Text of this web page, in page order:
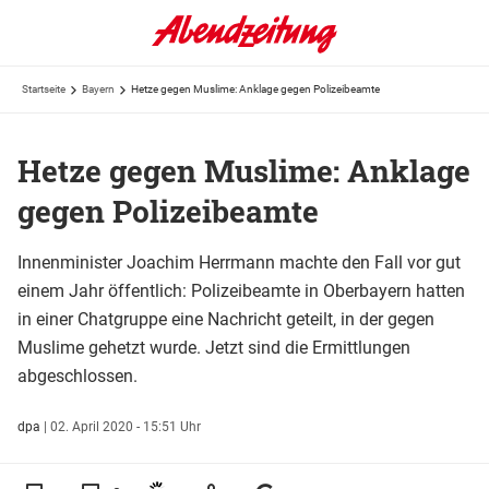
Startseite Bayern Hetze gegen Muslime: Anklage gegen Polizeibeamte
Hetze gegen Muslime: Anklage
gegen Polizeibeamte
Innenminister Joachim Herrmann machte den Fall vor gut
einem Jahr öffentlich: Polizeibeamte in Oberbayern hatten
in einer Chatgruppe eine Nachricht geteilt, in der gegen
Muslime gehetzt wurde. Jetzt sind die Ermittlungen
abgeschlossen.
dpa | 02. April 2020 - 15:51 Uhr